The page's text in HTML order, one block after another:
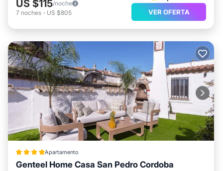
US $115/noche
7 noches - US $805 VER OFERTA
Apartamento
Genteel Home Casa San Pedro Cordoba